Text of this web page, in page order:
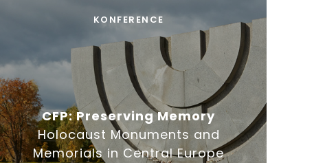
CFP: Preserving Memory
Holocaust Monuments and
Memorials in Central Europe
KONFERENCE